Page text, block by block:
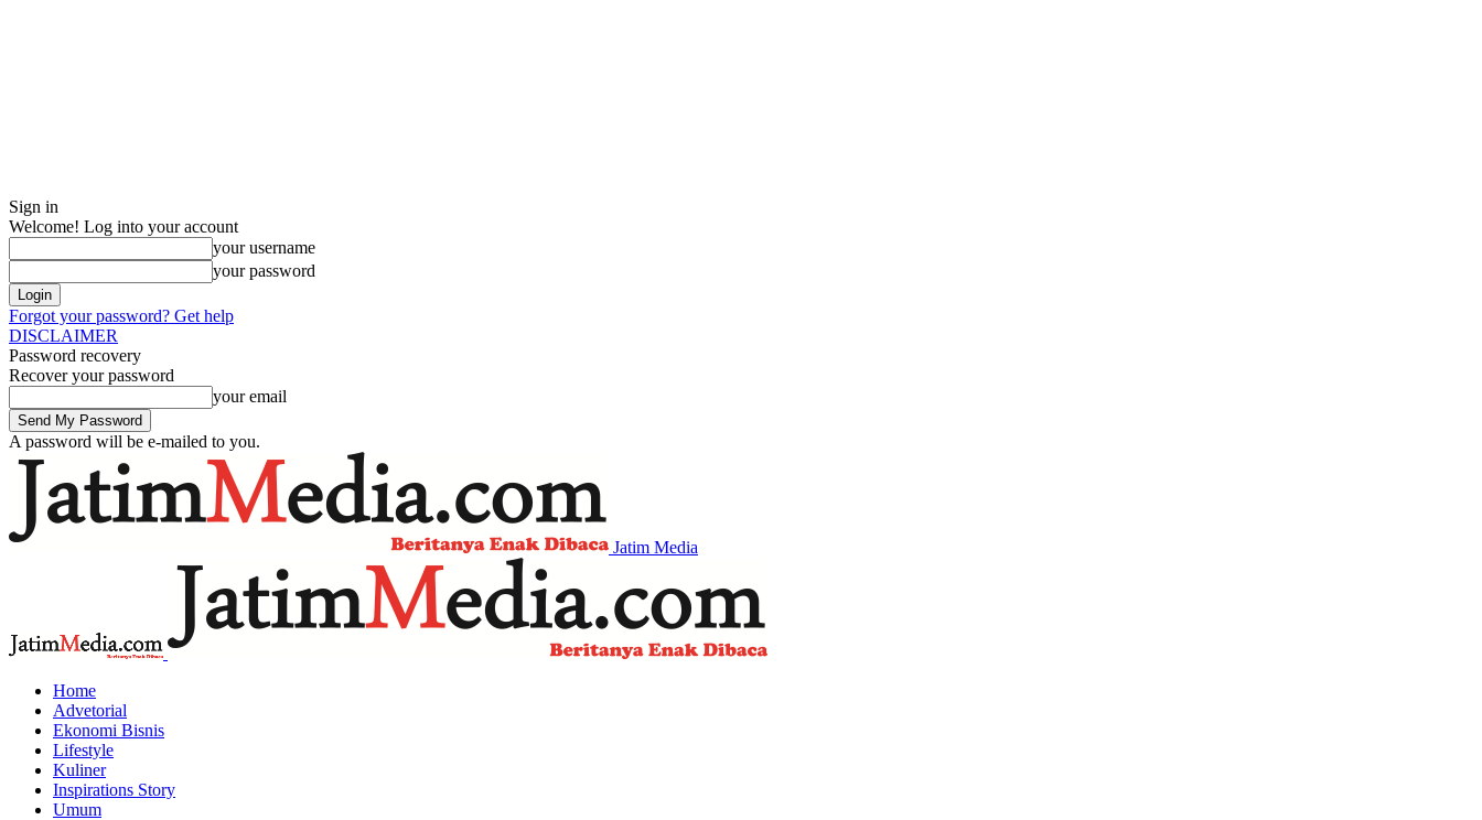
Sign in
Welcome! Log into your account
your username
your password
Forgot your password? Get help
DISCLAIMER
Password recovery
Recover your password
your email
A password will be e-mailed to you.
Jatim Media
Home
Advetorial
Ekonomi Bisnis
Lifestyle
Kuliner
Inspirations Story
Umum